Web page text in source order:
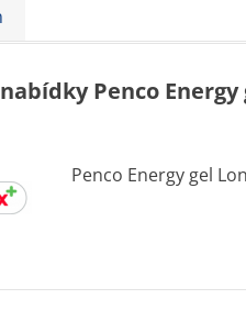
Penco
Penco Energy gel